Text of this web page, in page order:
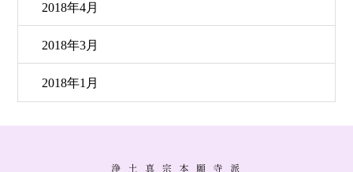
2018年4月
2018年3月
2018年1月